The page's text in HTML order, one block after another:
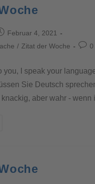
Februar 4, 2021
/ Zitat der Woche 0
you, I speak your
Sie Deutsch
knackig, aber wahr -